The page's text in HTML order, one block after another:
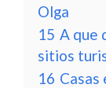
Olga
15 A que
sitios
16 Casas